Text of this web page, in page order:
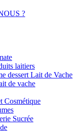
?
laitiers
dessert Lait de Vache
de vache
Cosmétique
Sucrée